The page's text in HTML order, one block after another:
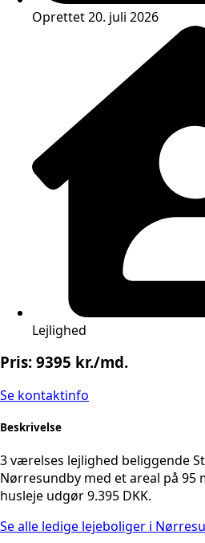
Oprettet 20. juli 2026
Lejlighed
Pris: 9395 kr./md.
Se kontaktinfo
Beskrivelse
3 værelses lejlighed beliggende
Nørresundby med et areal på 95
husleje udgør 9.395 DKK.
Se alle ledige lejeboliger i